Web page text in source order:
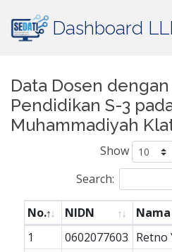
Dashboard
Data Dosen
Pendidikan S-3
Muhammadiyah
Show
Search:
No. NIDN
1
0602077603 Retno